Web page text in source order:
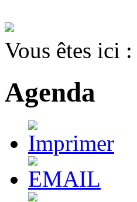
Vous êtes ici :
Agenda